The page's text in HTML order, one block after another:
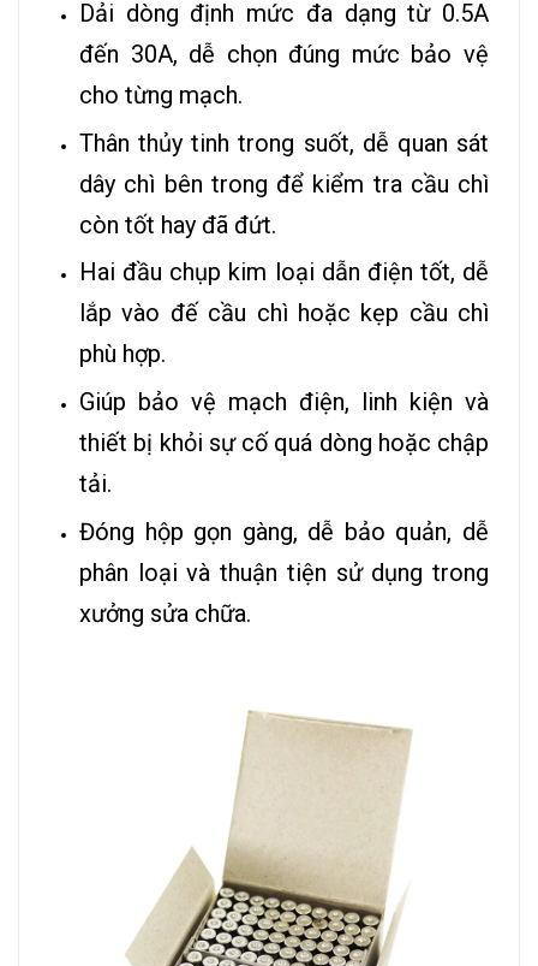
Dải dòng định mức đa dạng từ 0.5A
đến 30A, dễ chọn đúng mức bảo vệ
cho từng mạch.
Thân thủy tinh trong suốt, dễ quan sát
dây chì bên trong để kiểm tra cầu chì
còn tốt hay đã đứt.
Hai đầu chụp kim loại dẫn điện tốt, dễ
lắp vào đế cầu chì hoặc kẹp cầu chì
phù hợp.
Giúp bảo vệ mạch điện, linh kiện và
thiết bị khỏi sự cố quá dòng hoặc chập
tải.
Đóng hộp gọn gàng, dễ bảo quản, dễ
phân loại và thuận tiện sử dụng trong
xưởng sửa chữa.